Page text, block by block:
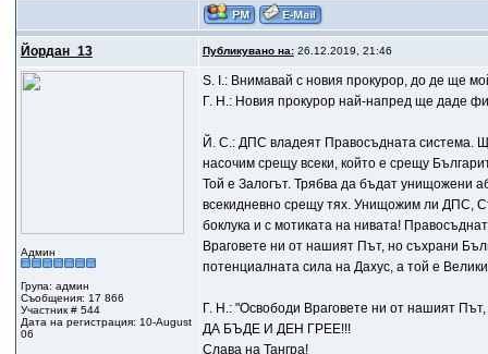
Йордан_13 Публикувано на:26.12.2019, 21:46
Админ
Група: админ
Съобщения: 17 866
Участник # 544
Дата на регистрация: 10-August
06
S. I.: Внимавай с новия прокурор, до де ще
Г. Н.: Новия прокурор най-напред ще даде
Й. С.: ДПС владеят Правосъдната система.
насочим срещу всеки, който е срещу
Той е Залогът. Трябва да бъдат унищожени
всекидневно срещу тях. Унищожим ли ДПС,
боклука и с мотиката на нивата!
Враговете ни от нашият Път, но съхрани
потенциалната сила на Дахус, а той е
Г. Н.: "Освободи Враговете ни от нашият
ДА БЪДЕ И ДЕН ГРЕЕ!!!
Слава на Тангра!